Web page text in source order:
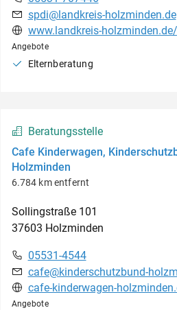
spdi@landkreis-holzminden.de
Angebote
Elternberatung
Beratungsstelle
Cafe Kinderwagen,
Holzminden
6.784 km entfernt
Sollingstraße 101
37603 Holzminden
05531-4544
cafe@kinderschutzbund-
cafe-kinderwagen-
Angebote